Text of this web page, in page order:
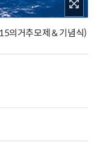
의거추모제 & 기념식)